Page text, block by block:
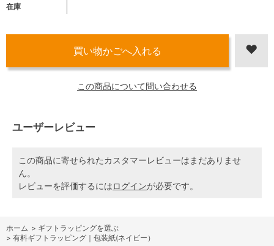
在庫
この商品について問い合わせる
ユーザーレビュー
この商品に寄せられたカスタマーレビューはまだありませ
ん。
レビューを評価するにはログインが必要です。
ホーム > ギフトラッピングを選ぶ
> 有料ギフトラッピング｜包装紙(ネイビー）